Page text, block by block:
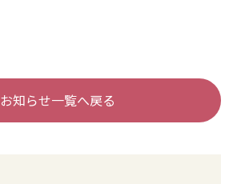
お知らせ一覧へ戻る